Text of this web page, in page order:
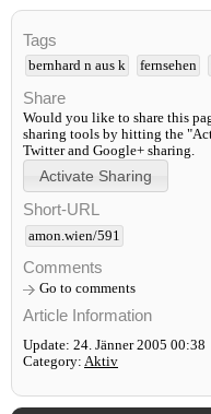
Tags
bernhard n aus k fernsehen
Share
Would you like to share this
sharing tools by hitting the
Twitter and Google+ sharing.
Short-URL
amon.wien/591
Comments
Go to comments
Article Information
Update: 24. Jänner 2005 00:38
Category: Aktiv